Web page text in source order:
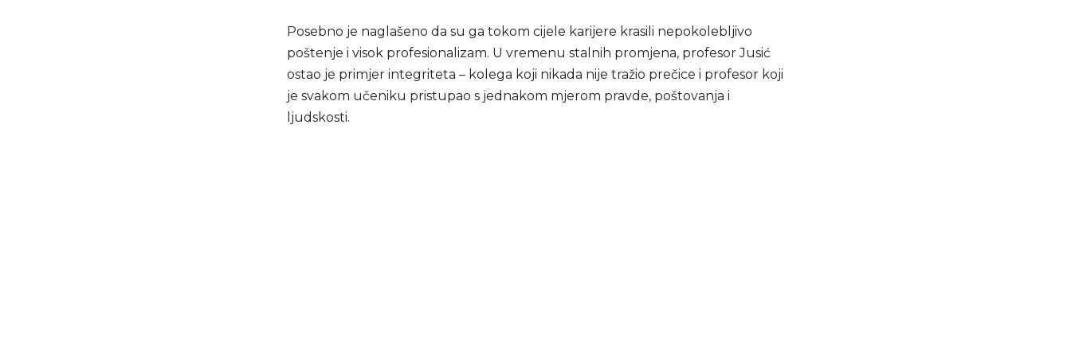
Posebno je naglašeno da su ga tokom cijele karijere krasili nepokolebljivo
poštenje i visok profesionalizam. U vremenu stalnih promjena, profesor Jusić
ostao je primjer integriteta – kolega koji nikada nije tražio prečice i profesor koji
je svakom učeniku pristupao s jednakom mjerom pravde, poštovanja i
ljudskosti.